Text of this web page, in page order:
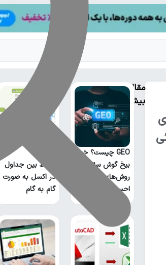
مقالات
بیشتر
GEO چیست؟ خطر
بیخ گوش سئو و
روش‌های سنتی
احساس می‌شود!
ارتباط بین جداول
در اکسل به صورت
گام به گام